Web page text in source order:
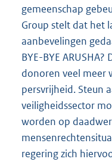
gemeenschap
Group stelt dat het
aanbevelingen
BYE-BYE
donoren veel meer
persvrijheid. Steun
veiligheidssector
worden op
regering zich